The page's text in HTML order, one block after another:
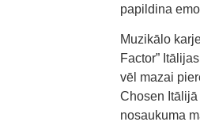
papildina
Muzikālo
Factor”
vēl mazai
Chosen
nosaukuma